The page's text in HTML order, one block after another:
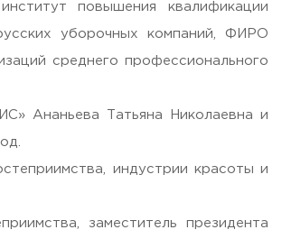
повышения квалификации
уборочных компаний, ФИРО
среднего профессионального
Ананьева Татьяна Николаевна и
индустрии красоты и
заместитель президента